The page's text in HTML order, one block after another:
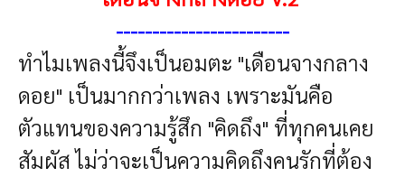
------------------------
ทำไมเพลงนี้จึงเป็นอมตะ "เดือนจางกลาง
ดอย" เป็นมากกว่าเพลง เพราะมันคือ
ตัวแทนของความรู้สึก "คิดถึง" ที่ทุกคนเคย
สัมผัส ไม่ว่าจะเป็นความคิดถึงคนรักที่ต้อง